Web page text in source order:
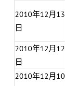
2010年12月13
日
2010年12月12
日
2010年12月10